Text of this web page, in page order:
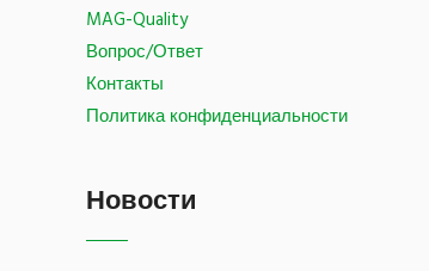
MAG-Quality
Вопрос/Ответ
Контакты
Политика конфиденциальности
Новости